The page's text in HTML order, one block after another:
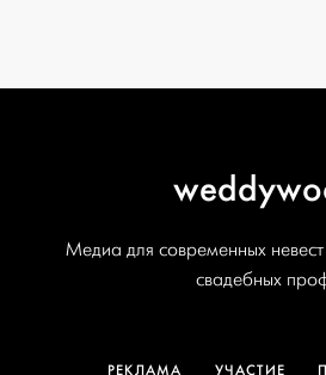
Медиа для современных
свадебных
РЕКЛАМА УЧАСТИЕ